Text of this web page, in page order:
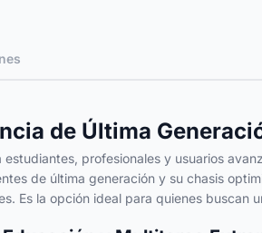
de Última
profesionales y usuarios
de última generación y su chasis
Es la opción ideal para quienes